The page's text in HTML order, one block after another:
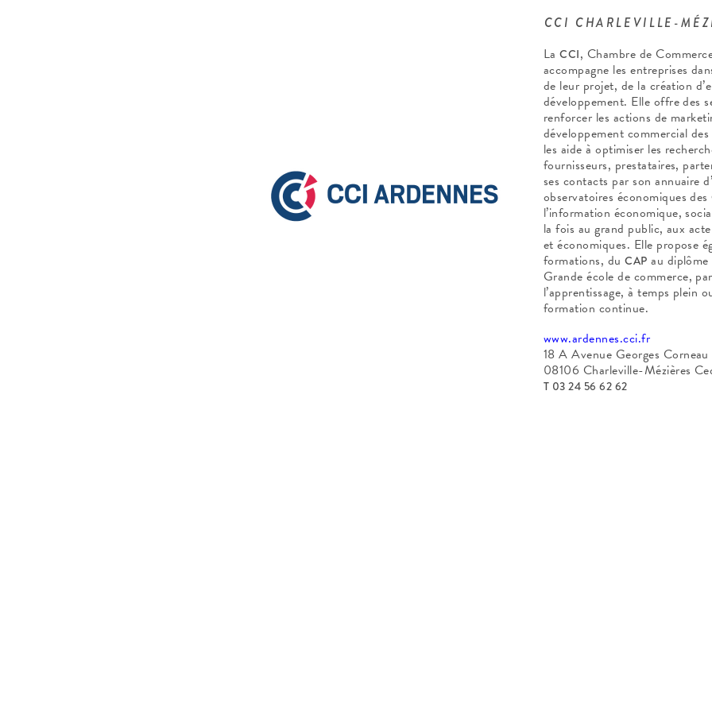
CCI CHARLEVILLE-
LaCCI, Chambre de
accompagne les entreprises
de leur projet, de la création
développement. Elle offre des
renforcer les actions de
développement commercial
les aide à optimiser les
fournisseurs, prestataires,
ses contacts par son annuaire
observatoires économiques des
l’information économique,
la fois au grand public, aux
et économiques. Elle propose
formations, duCAP au diplôme
Grande école de commerce,
l’apprentissage, à temps plein
formation continue.
www.ardennes.cci.fr
18 A Avenue Georges Corneau
08106 Charleville-Mézières
T 03 24 56 62 62